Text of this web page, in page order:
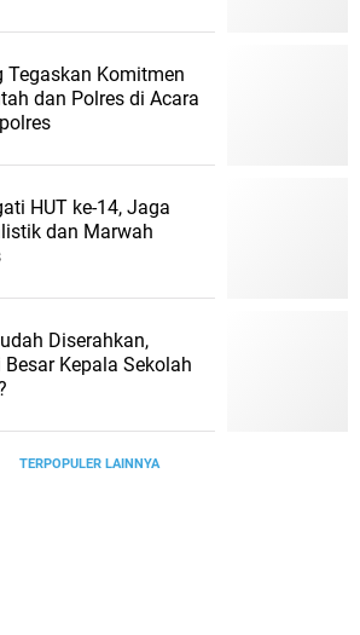
Tegaskan Komitmen
dan Polres di Acara
HUT ke-14, Jaga
dan Marwah
Diserahkan,
Kepala Sekolah
TERPOPULER LAINNYA